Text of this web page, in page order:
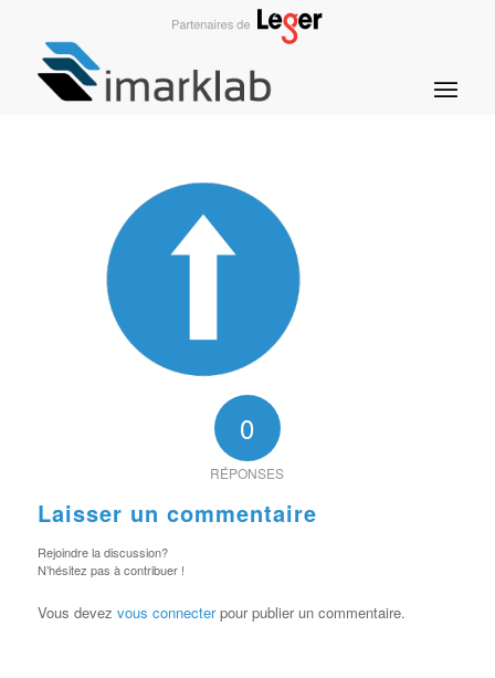
0
RÉPONSES
Laisser un commentaire
Rejoindre la discussion?
N’hésitez pas à contribuer !
Vous devez vous connecterpour publier un commentaire.